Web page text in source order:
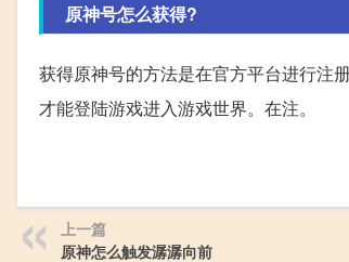
原神号怎么获得?
获得原神号的方法是在官方平台进行注
才能登陆游戏进入游戏世界。在注。
上一篇
原神怎么触发潺潺向前